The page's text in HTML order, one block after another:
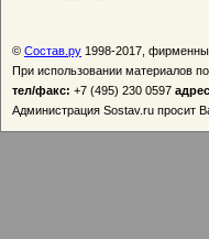
© Состав.ру 1998-2017,
При использовании материалов
тел/факс: +7 (495) 230 0597
Администрация Sostav.ru просит